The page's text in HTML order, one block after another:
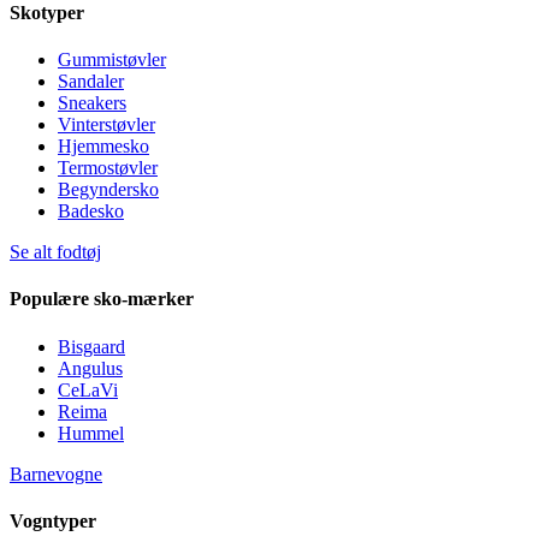
Skotyper
Gummistøvler
Sandaler
Sneakers
Vinterstøvler
Hjemmesko
Termostøvler
Begyndersko
Badesko
Se alt fodtøj
Populære sko-mærker
Bisgaard
Angulus
CeLaVi
Reima
Hummel
Barnevogne
Vogntyper